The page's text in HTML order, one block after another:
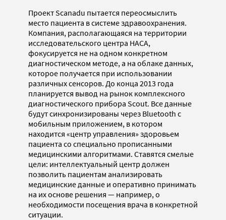
Проект Scanadu пытается переосмыслить
место пациента в системе здравоохранения.
Компания, располагающаяся на территории
исследовательского центра НАСА,
фокусируется не на одном конкретном
диагностическом методе, а на облаке данных,
которое получается при использовании
различных сенсоров. До конца 2013 года
планируется вывод на рынок комплексного
диагностического прибора Scout. Все данные
будут синхронизированы через Bluetooth c
мобильным приложением, в котором
находится «центр управления» здоровьем
пациента со специально прописанными
медицинскими алгоритмами. Ставятся смелые
цели: интеллектуальный центр должен
позволить пациентам анализировать
медицинские данные и оперативно принимать
на их основе решения — например, о
необходимости посещения врача в конкретной
ситуации.